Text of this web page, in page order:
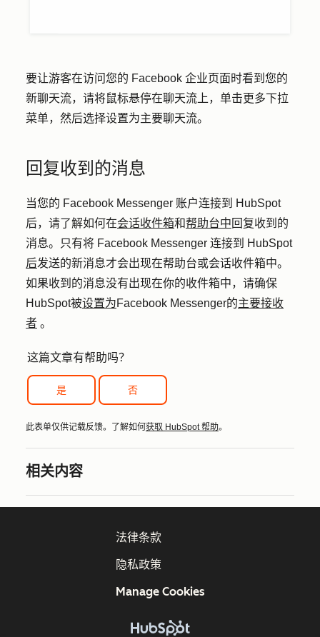
要让游客在访问您的 Facebook 企业页面时看到您的
新聊天流，请将鼠标悬停在聊天流上，单击更多下拉
菜单，然后选择设置为主要聊天流。
回复收到的消息
当您的 Facebook Messenger 账户连接到 HubSpot
后，请了解如何在会话收件箱和帮助台中 回复收到的
消息。只有将 Facebook Messenger 连接到 HubSpot
后发送的新消息才会出现在帮助台或会话收件箱中。
如果收到的消息没有出现在你的收件箱中，请确保
HubSpot被设置为Facebook Messenger的主要接收
者 。
这篇文章有帮助吗？
是 否
此表单仅供记载反馈。了解如何获取 HubSpot 帮助。
相关内容
法律条款
隐私政策
Manage Cookies